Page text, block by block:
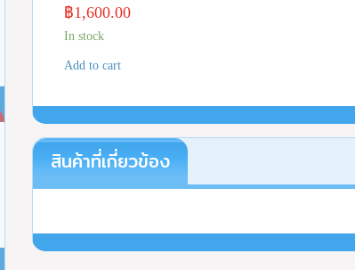
฿1,600.00
In stock
Add to cart
สินค้าที่เกี่ยวข้อง